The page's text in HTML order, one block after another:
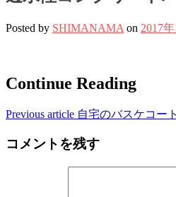
Posted by SHIMANAMA on 2017
Continue Reading
Previous article 自宅のバスケコー
コメントを残す